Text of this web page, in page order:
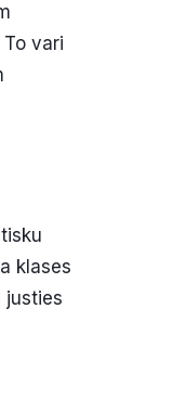
vari
klases
justies